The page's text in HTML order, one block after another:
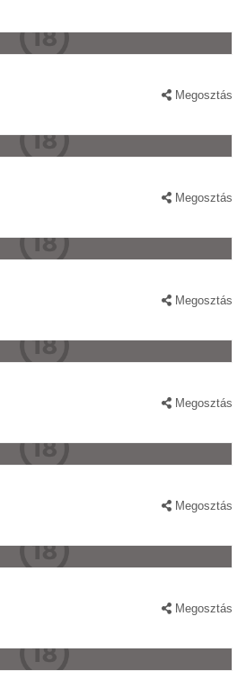
Megosztás
Megosztás
Megosztás
Megosztás
Megosztás
Megosztás